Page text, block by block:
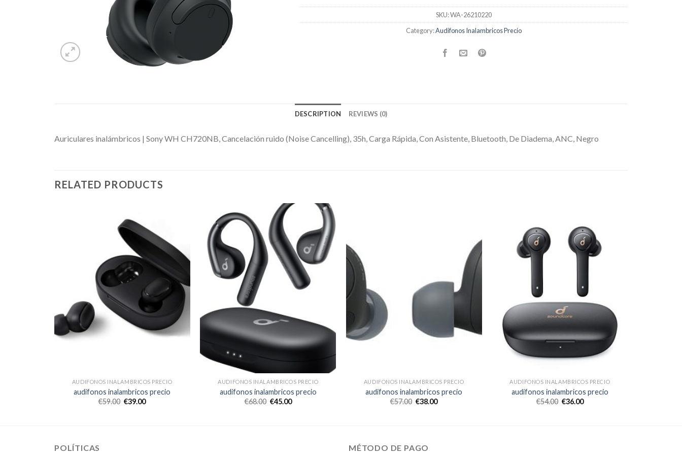
SKU:WA-26210220
Category:Audifonos Inalambricos Precio
DESCRIPTION REVIEWS (0)
Auriculares inalámbricos | Sony WH CH720NB, Cancelación ruido (Noise Cancelling), 35h, Carga Rápida, Con Asistente, Bluetooth, De Diadema, ANC, Negro
RELATED PRODUCTS
AUDIFONOS INALAMBRICOS PRECIO
audifonos inalambricos precio
€59.00 €39.00
AUDIFONOS INALAMBRICOS PRECIO
audifonos inalambricos precio
€68.00 €45.00
AUDIFONOS INALAMBRICOS PRECIO
audifonos inalambricos precio
€57.00 €38.00
AUDIFONOS INALAMBRICOS PRECIO
audifonos inalambricos precio
€54.00 €36.00
POLÍTICAS MÉTODO DE PAGO